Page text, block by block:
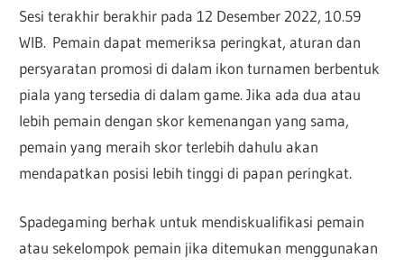
Sesi terakhir berakhir pada 12 Desember 2022, 10.59
WIB. Pemain dapat memeriksa peringkat, aturan dan
persyaratan promosi di dalam ikon turnamen berbentuk
piala yang tersedia di dalam game. Jika ada dua atau
lebih pemain dengan skor kemenangan yang sama,
pemain yang meraih skor terlebih dahulu akan
mendapatkan posisi lebih tinggi di papan peringkat.
Spadegaming berhak untuk mendiskualifikasi pemain
atau sekelompok pemain jika ditemukan menggunakan